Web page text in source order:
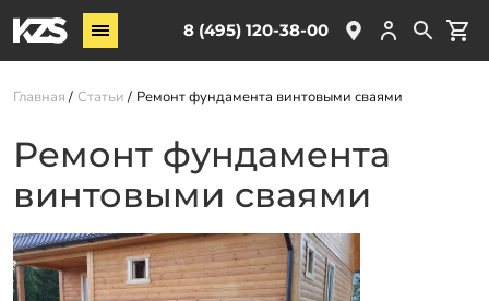
8 (495) 120-38-00
Винтовые сваи
ЖБ сваи
Обвязка свай
Комплектующие
Услуги
О компании
Акции
Главная Статьи Ремонт фундамента винтовыми сваями
Ремонт фундамента
винтовыми сваями